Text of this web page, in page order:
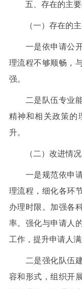
五、存在的主要
（一）存在的主
一是依申请公开
理流程不够顺畅，
强。
二是队伍专业能
精神和相关政策的
升。
（二）改进情况
一是规范依申请
理流程，细化各环
办理时限。加强各
率。强化与申请人
工作，提升申请人满
二是强化队伍建
容和形式，组织开